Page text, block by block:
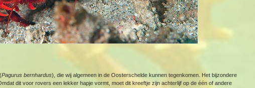
Pagurus bernhardus), die wij algemeen in de Oosterschelde kunnen tegenkomen. Het bijzondere
dit voor rovers een lekker hapje vormt, moet dit kreeftje zijn achterlijf op de één of andere